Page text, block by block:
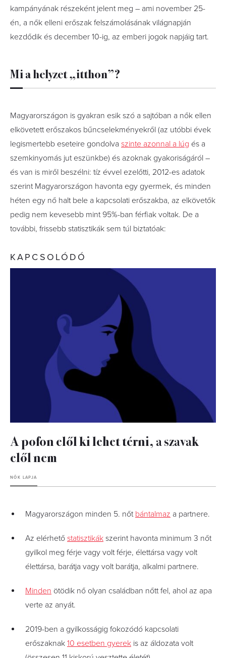
kampányának részeként jelent meg – ami november 25-
én, a nők elleni erőszak felszámolásának világnapján
kezdődik és december 10-ig, az emberi jogok napjáig tart.
Mi a helyzet „itthon”?
Magyarországon is gyakran esik szó a sajtóban a nők ellen
elkövetett erőszakos bűncselekményekről (az utóbbi évek
legismertebb eseteire gondolva szinte azonnal a lúg és a
szemkinyomás jut eszünkbe) és azoknak gyakoriságáról –
és van is miről beszélni: tíz évvel ezelőtti, 2012-es adatok
szerint Magyarországon havonta egy gyermek, és minden
héten egy nő halt bele a kapcsolati erőszakba, az elkövetők
pedig nem kevesebb mint 95%-ban férfiak voltak. De a
további, frissebb statisztikák sem túl biztatóak:
KAPCSOLÓDÓ
A pofon elől ki lehet térni, a szavak
elől nem
NŐK LAPJA
Magyarországon minden 5. nőt bántalmaz a partnere.
Az elérhető statisztikák szerint havonta minimum 3 nőt
gyilkol meg férje vagy volt férje, élettársa vagy volt
élettársa, barátja vagy volt barátja, alkalmi partnere.
Minden ötödik nő olyan családban nőtt fel, ahol az apa
verte az anyát.
2019-ben a gyilkosságig fokozódó kapcsolati
erőszaknak 10 esetben gyerek is az áldozata volt